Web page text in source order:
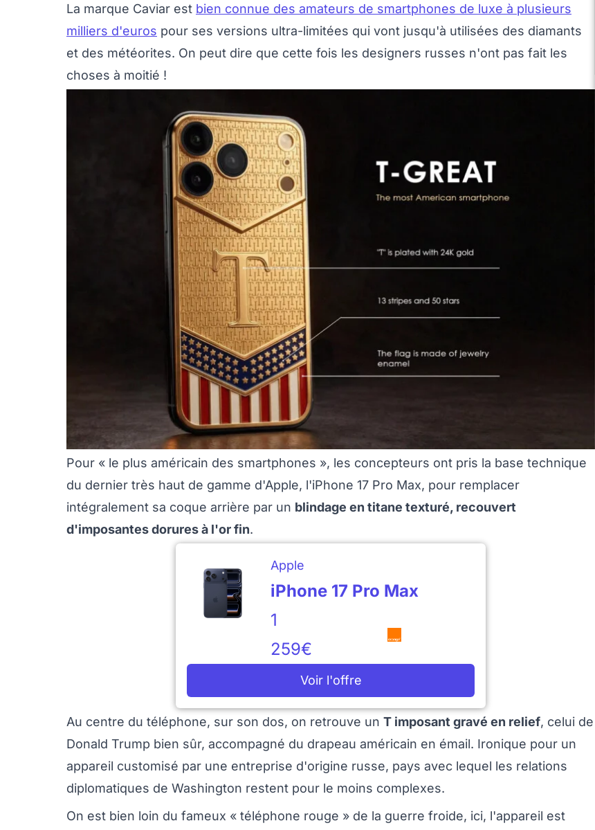
La marque Caviar est bien connue des amateurs de smartphones de luxe à plusieurs
milliers d'euros pour ses versions ultra-limitées qui vont jusqu'à utilisées des diamants
et des météorites. On peut dire que cette fois les designers russes n'ont pas fait les
choses à moitié !
Pour « le plus américain des smartphones », les concepteurs ont pris la base technique
du dernier très haut de gamme d'Apple, l'iPhone 17 Pro Max, pour remplacer
intégralement sa coque arrière par un blindage en titane texturé, recouvert
d'imposantes dorures à l'or fin.
Apple
iPhone 17 Pro Max
1
259€
Voir l'offre
Au centre du téléphone, sur son dos, on retrouve un T imposant gravé en relief, celui de
Donald Trump bien sûr, accompagné du drapeau américain en émail. Ironique pour un
appareil customisé par une entreprise d'origine russe, pays avec lequel les relations
diplomatiques de Washington restent pour le moins complexes.
On est bien loin du fameux « téléphone rouge » de la guerre froide, ici, l'appareil est